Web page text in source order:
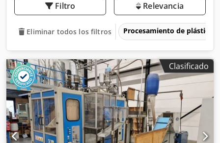
Filtro Relevancia
Eliminar todos los filtros Procesamiento de plásticos
Clasificado